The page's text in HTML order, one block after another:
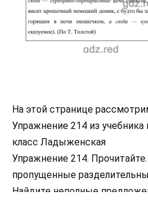
На этой странице
Упражнение 214 из
класс Ладыженская
Упражнение 214.
пропущенные
Найдите неполные